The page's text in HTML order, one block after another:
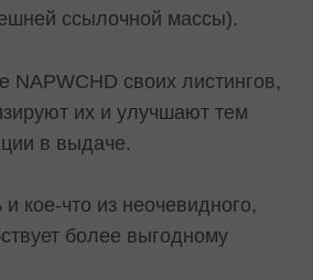
ссылочной массы).
NAPWCHD своих листингов,
их и улучшают тем
в выдаче.
кое-что из неочевидного,
более выгодному